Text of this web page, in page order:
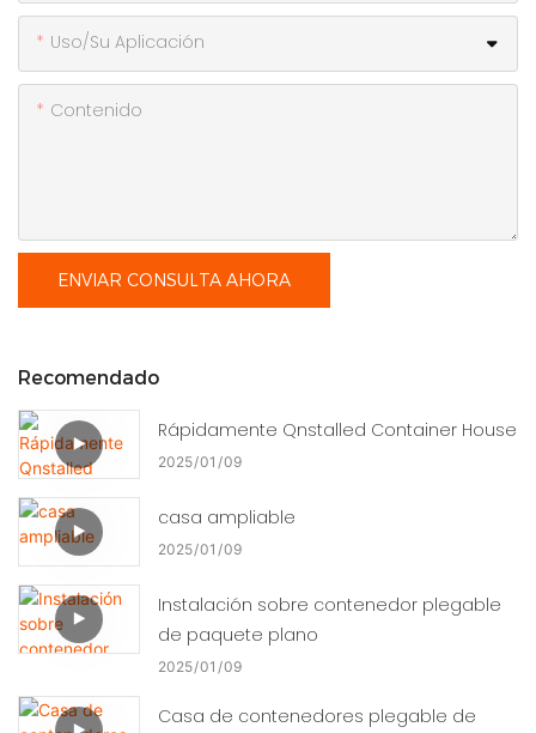
Uso/Su Aplicación
Contenido
ENVIAR CONSULTA AHORA
Recomendado
Rápidamente Qnstalled Container House
2025 01 09
casa ampliable
2025 01 09
Instalación sobre contenedor plegable
de paquete plano
2025 01 09
Casa de contenedores plegable de